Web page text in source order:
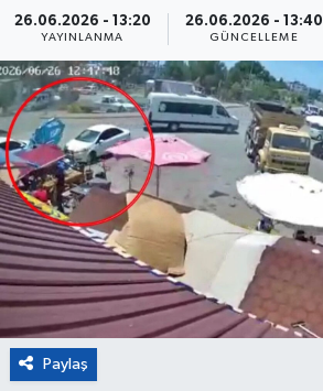
26.06.2026 - 13:20
YAYINLANMA
26.06.2026 - 13:40
GÜNCELLEME
Paylaş
Asayiş
Dünya
Eğitim
Sağlık
Magazin
Turizm
Çevre
Haber Arşivi